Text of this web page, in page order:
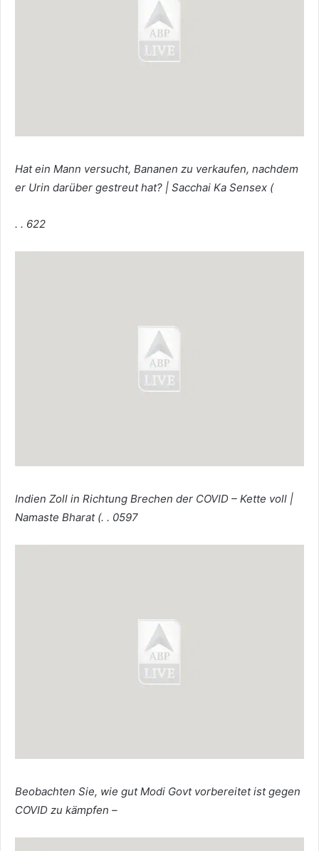
Hat ein Mann versucht, Bananen zu verkaufen, nachdem
er Urin darüber gestreut hat? | Sacchai Ka Sensex (
. . 622
Indien Zoll in Richtung Brechen der COVID – Kette voll |
Namaste Bharat (. . 0597
Beobachten Sie, wie gut Modi Govt vorbereitet ist gegen
COVID zu kämpfen –